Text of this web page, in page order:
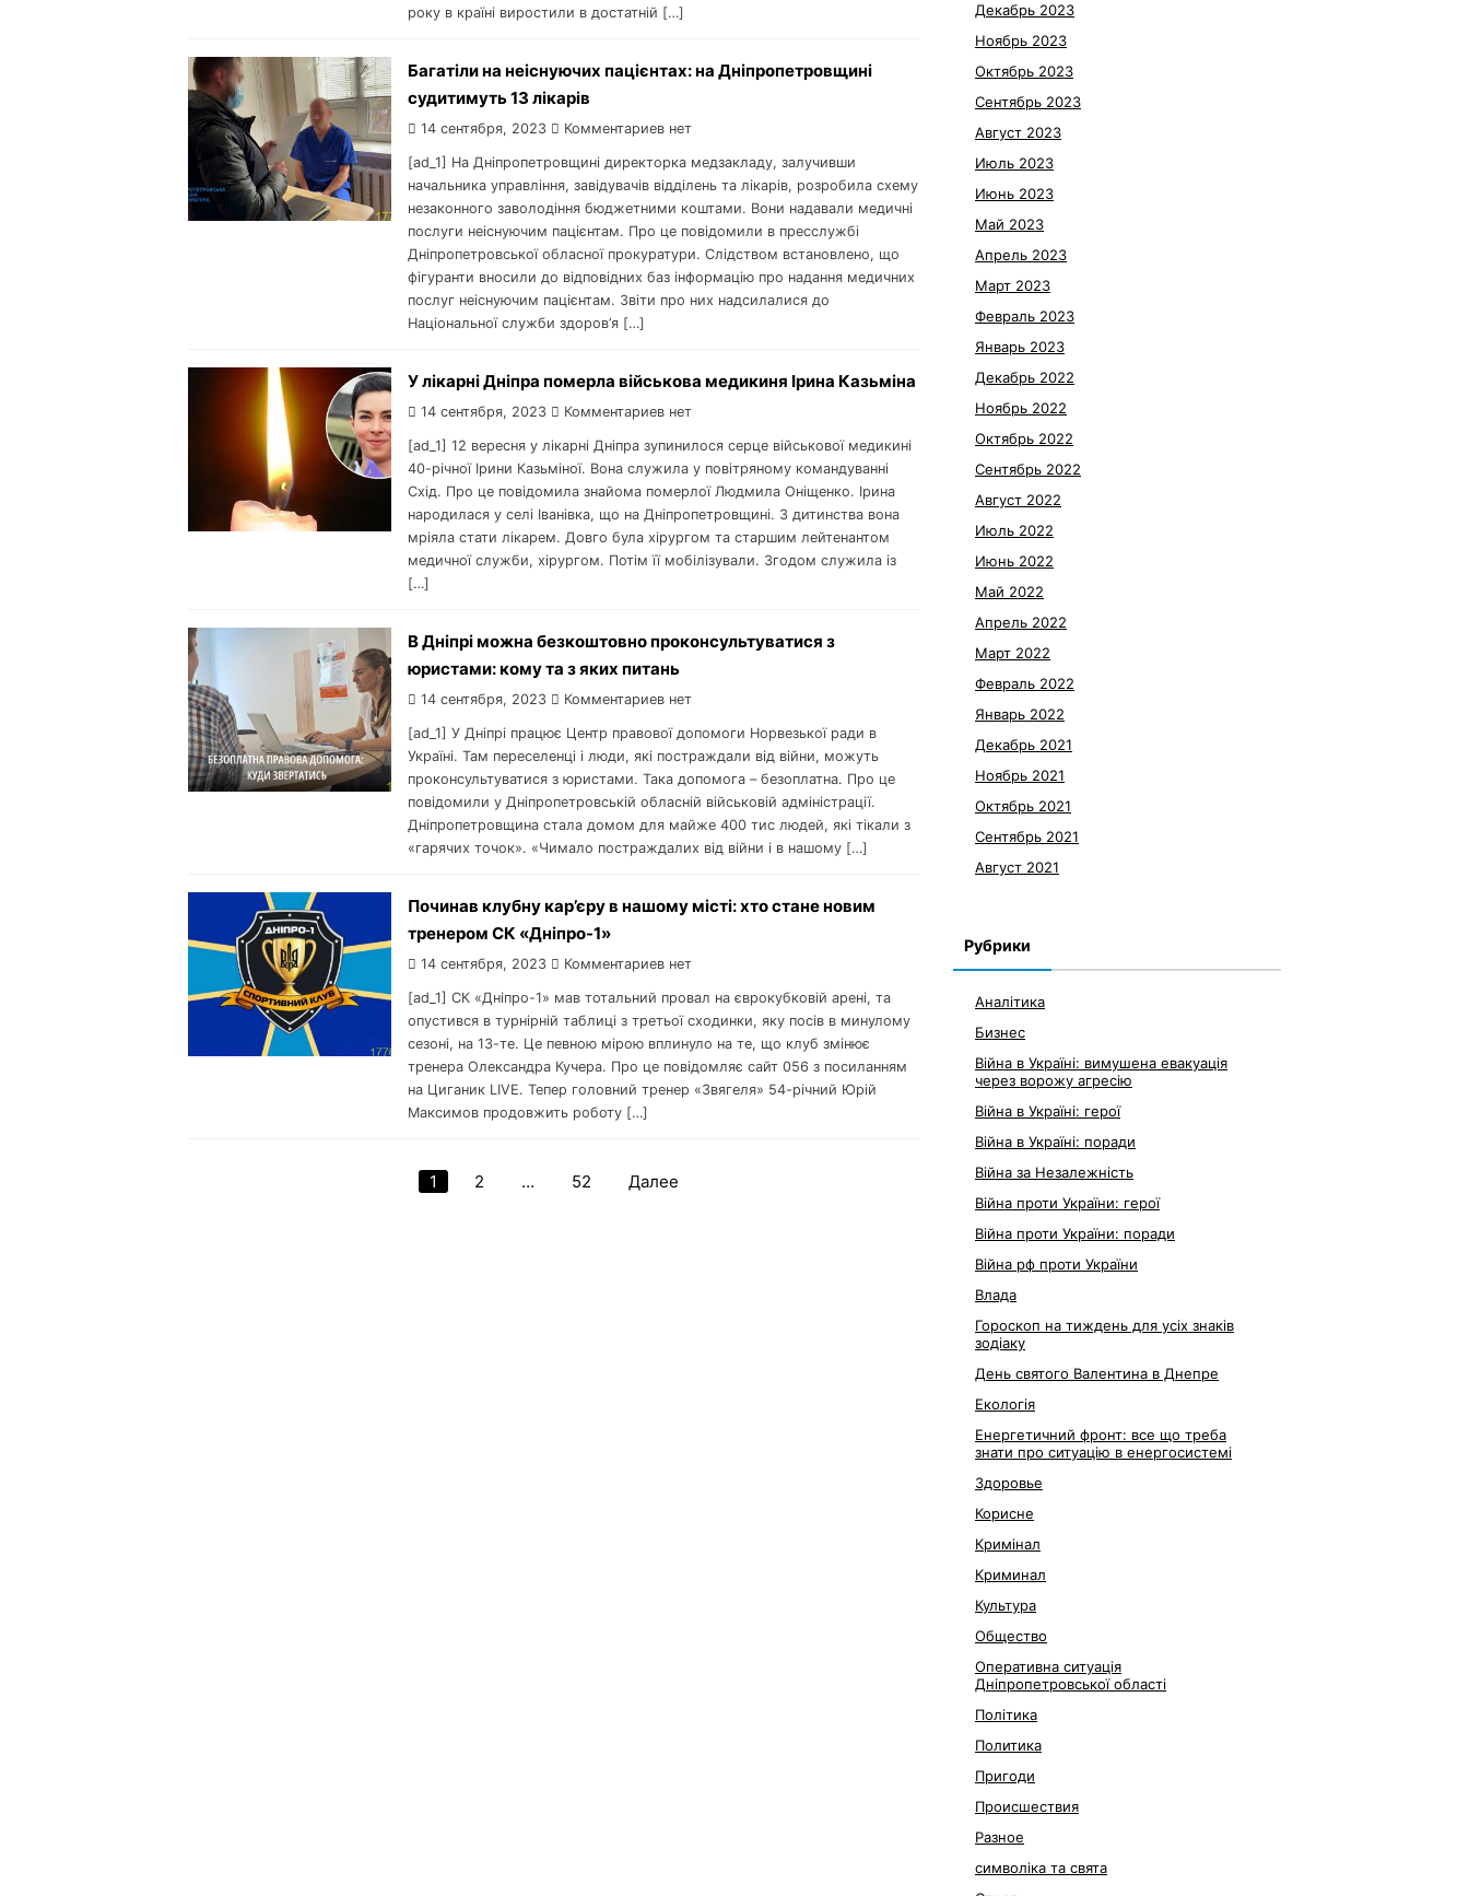
року в країні виростили в достатній […]
Багатіли на неіснуючих пацієнтах: на Дніпропетровщині
судитимуть 13 лікарів
14 сентября, 2023 Комментариев нет
[ad_1] На Дніпропетровщині директорка медзакладу, залучивши
начальника управління, завідувачів відділень та лікарів, розробила схему
незаконного заволодіння бюджетними коштами. Вони надавали медичні
послуги неіснуючим пацієнтам. Про це повідомили в пресслужбі
Дніпропетровської обласної прокуратури. Слідством встановлено, що
фігуранти вносили до відповідних баз інформацію про надання медичних
послуг неіснуючим пацієнтам. Звіти про них надсилалися до
Національної служби здоров’я […]
У лікарні Дніпра померла військова медикиня Ірина Казьміна
14 сентября, 2023 Комментариев нет
[ad_1] 12 вересня у лікарні Дніпра зупинилося серце військової медикині
40-річної Ірини Казьміної. Вона служила у повітряному командуванні
Схід. Про це повідомила знайома померлої Людмила Оніщенко. Ірина
народилася у селі Іванівка, що на Дніпропетровщині. З дитинства вона
мріяла стати лікарем. Довго була хірургом та старшим лейтенантом
медичної служби, хірургом. Потім її мобілізували. Згодом служила із
[…]
В Дніпрі можна безкоштовно проконсультуватися з
юристами: кому та з яких питань
14 сентября, 2023 Комментариев нет
[ad_1] У Дніпрі працює Центр правової допомоги Норвезької ради в
Україні. Там переселенці і люди, які постраждали від війни, можуть
проконсультуватися з юристами. Така допомога – безоплатна. Про це
повідомили у Дніпропетровській обласній військовій адміністрації.
Дніпропетровщина стала домом для майже 400 тис людей, які тікали з
«гарячих точок». «Чимало постраждалих від війни і в нашому […]
Починав клубну кар’єру в нашому місті: хто стане новим
тренером СК «Дніпро-1»
14 сентября, 2023 Комментариев нет
[ad_1] СК «Дніпро-1» мав тотальний провал на єврокубковій арені, та
опустився в турнірній таблиці з третьої сходинки, яку посів в минулому
сезоні, на 13-те. Це певною мірою вплинуло на те, що клуб змінює
тренера Олександра Кучера. Про це повідомляє сайт 056 з посиланням
на Циганик LIVE. Тепер головний тренер «Звягеля» 54-річний Юрій
Максимов продовжить роботу […]
Навигация
1 2 … 52 Далее
Декабрь 2023
Ноябрь 2023
Октябрь 2023
Сентябрь 2023
Август 2023
Июль 2023
Июнь 2023
Май 2023
Апрель 2023
Март 2023
Февраль 2023
Январь 2023
Декабрь 2022
Ноябрь 2022
Октябрь 2022
Сентябрь 2022
Август 2022
Июль 2022
Июнь 2022
Май 2022
Апрель 2022
Март 2022
Февраль 2022
Январь 2022
Декабрь 2021
Ноябрь 2021
Октябрь 2021
Сентябрь 2021
Август 2021
Рубрики
Аналітика
Бизнес
Війна в Україні: вимушена евакуація
через ворожу агресію
Війна в Україні: герої
Війна в Україні: поради
Війна за Незалежність
Війна проти України: герої
Війна проти України: поради
Війна рф проти України
Влада
Гороскоп на тиждень для усіх знаків
зодіаку
День святого Валентина в Днепре
Екологія
Енергетичний фронт: все що треба
знати про ситуацію в енергосистемі
Здоровье
Корисне
Кримінал
Криминал
Культура
Общество
Оперативна ситуація
Дніпропетровської області
Політика
Политика
Пригоди
Происшествия
Разное
символіка та свята